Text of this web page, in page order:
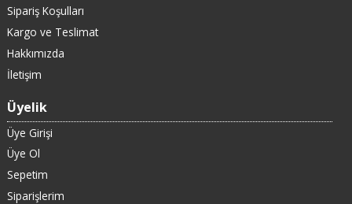
Sipariş Koşulları
Kargo ve Teslimat
Hakkımızda
İletişim
Üyelik
Üye Girişi
Üye Ol
Sepetim
Siparişlerim